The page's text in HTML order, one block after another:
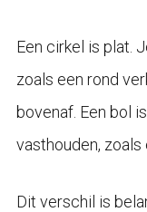
Een cirkel is plat.
zoals een rond
bovenaf. Een bol
vasthouden, zoals
Dit verschil is